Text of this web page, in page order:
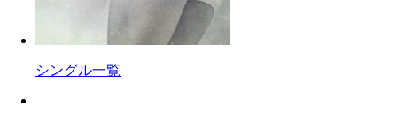
シングル一覧